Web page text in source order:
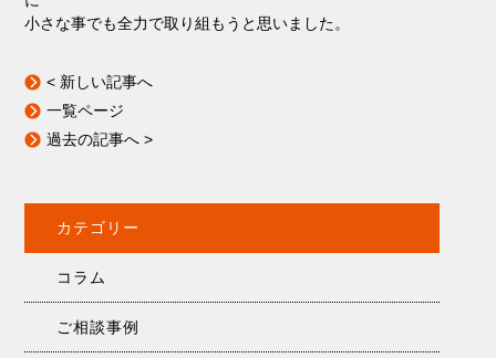
小さな事でも全力で取り組もうと思いました。
< 新しい記事へ
一覧ページ
過去の記事へ >
カテゴリー
コラム
ご相談事例